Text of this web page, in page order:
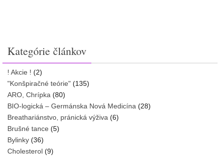
Kategórie článkov
! Akcie ! (2)
"Konšpiračné teórie" (135)
ARO, Chrípka (80)
BIO-logická – Germánska Nová Medicína (28)
Breathariánstvo, pránická výživa (6)
Brušné tance (5)
Bylinky (36)
Cholesterol (9)